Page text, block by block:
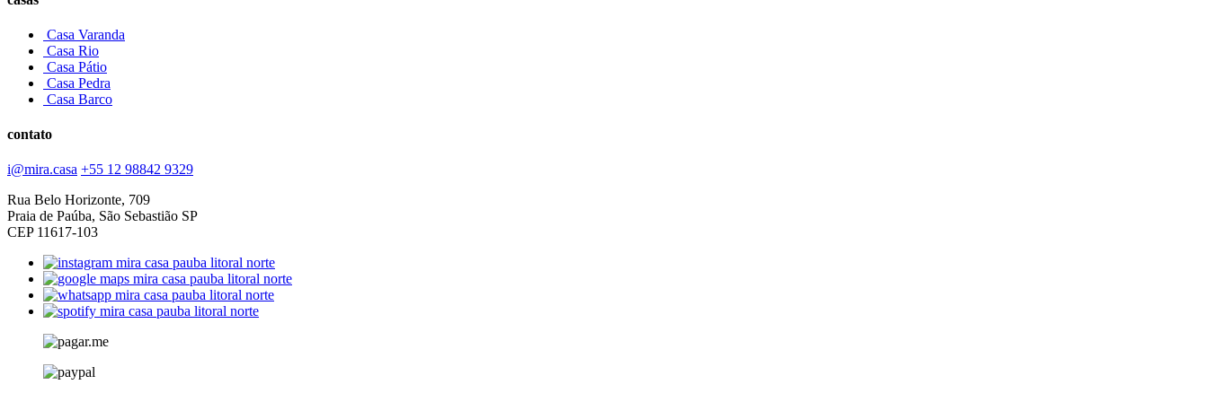
Casa Varanda
Casa Rio
Casa Pátio
Casa Pedra
Casa Barco
contato
i@mira.casa +55 12 98842 9329
Rua Belo Horizonte, 709
Praia de Paúba, São Sebastião SP
CEP 11617-103